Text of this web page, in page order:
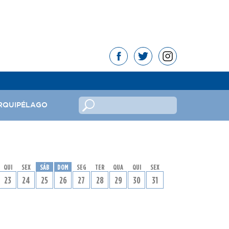
da República
QUI
23
SEX
24
SÁB
25
DOM
26
SEG
27
TER
28
QUA
29
QUI
30
SEX
31